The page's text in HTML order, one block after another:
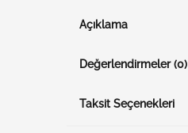
Açıklama
Değerlendirmeler (0)
Taksit Seçenekleri